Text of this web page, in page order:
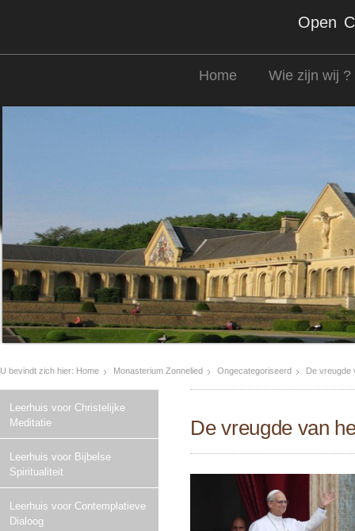
Open
Home Wie zijn wij ?
U bevindt zich hier: Home Monasterium Zonnelied Ongecategoriseerd De vreugde
Leerhuis voor Christelijke
Meditatie
Leerhuis voor Bijbelse
Spiritualiteit
Leerhuis voor Contemplatieve
Dialoog
De vreugde van